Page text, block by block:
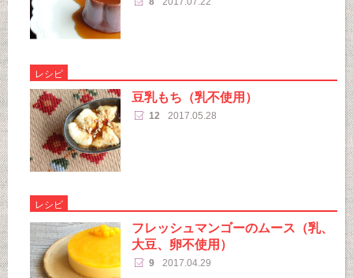
レシピ
豆乳もち（乳不使用）
12 2017.05.28
レシピ
フレッシュマンゴーのムース（乳、
大豆、卵不使用）
9 2017.04.29